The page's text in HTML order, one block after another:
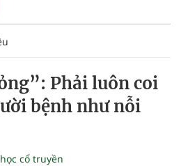
Phải luôn coi
bệnh như nỗi
cổ truyền